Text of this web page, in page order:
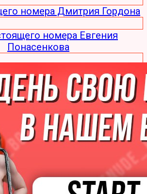
номера Дмитрия Гордона
номера Евгения
Понасенкова
номера Оскара Кучеры